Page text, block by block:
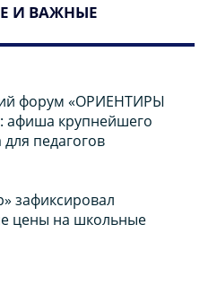
И ВАЖНЫЕ
форум «ОРИЕНТИРЫ
афиша крупнейшего
педагогов
зафиксировал
цены на школьные